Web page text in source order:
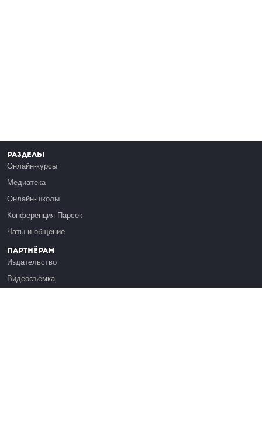
Разделы
Онлайн-курсы
Медиатека
Онлайн-школы
Конференция Парсек
Чаты и общение
Партнёрам
Издательство
Видеосъёмка